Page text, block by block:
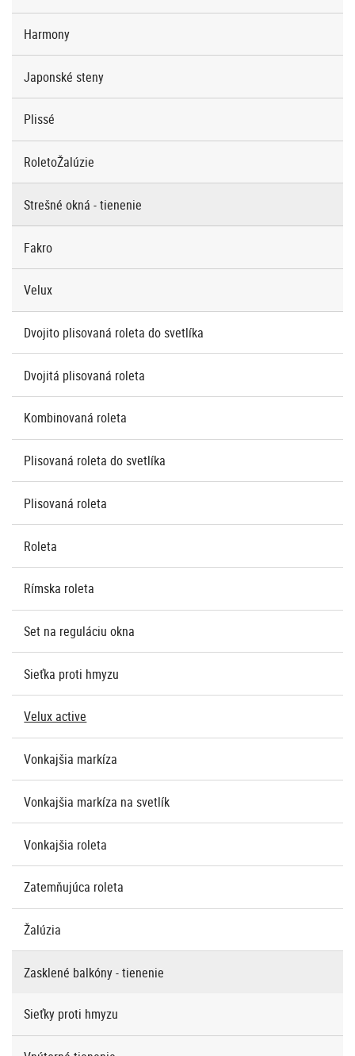
Harmony
Japonské steny
Plissé
RoletoŽalúzie
Strešné okná - tienenie
Fakro
Velux
Dvojito plisovaná roleta do svetlíka
Dvojitá plisovaná roleta
Kombinovaná roleta
Plisovaná roleta do svetlíka
Plisovaná roleta
Roleta
Rímska roleta
Set na reguláciu okna
Sieťka proti hmyzu
Velux active
Vonkajšia markíza
Vonkajšia markíza na svetlík
Vonkajšia roleta
Zatemňujúca roleta
Žalúzia
Zasklené balkóny - tienenie
Sieťky proti hmyzu